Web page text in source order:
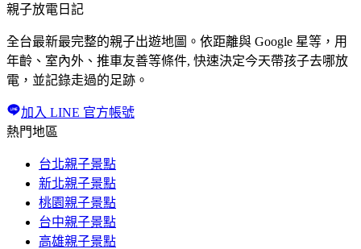
親子放電日記
全台最新最完整的親子出遊地圖。依距離與 Google 星等，用
年齡、室內外、推車友善等條件, 快速決定今天帶孩子去哪放
電，並記錄走過的足跡。
加入 LINE 官方帳號
熱門地區
台北親子景點
新北親子景點
桃園親子景點
台中親子景點
高雄親子景點